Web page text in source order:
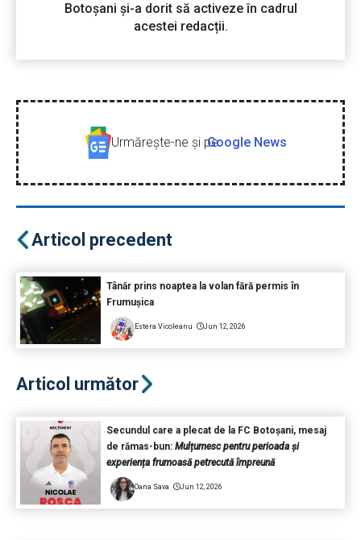
Botoșani și-a dorit să activeze în cadrul
acestei redacții.
Urmăreşte-ne şi peGoogle News
Articol precedent
Tânăr prins noaptea la volan fără permis în
Frumușica
Estera Vicoleanu Jun 12, 2026
Articol următor
Secundul care a plecat de la FC Botoșani, mesaj
de rămas-bun: Mulțumesc pentru perioada și
experiența frumoasă petrecută împreună
Oana Sava Jun 12, 2026